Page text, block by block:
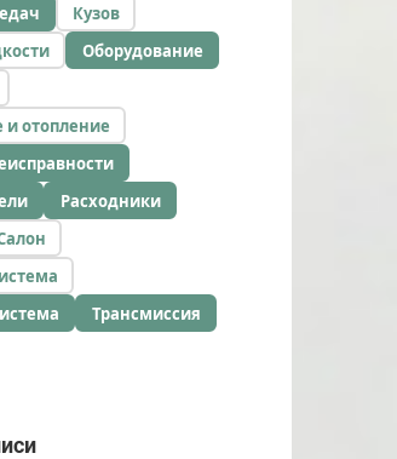
Кузов
Оборудование
отопление
Расходники
Трансмиссия